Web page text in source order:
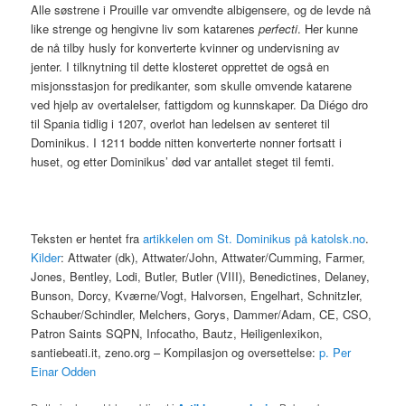
Alle søstrene i Prouille var omvendte albigensere, og de levde nå
like strenge og hengivne liv som katarenesperfecti. Her kunne
de nå tilby husly for konverterte kvinner og undervisning av
jenter. I tilknytning til dette klosteret opprettet de også en
misjonsstasjon for predikanter, som skulle omvende katarene
ved hjelp av overtalelser, fattigdom og kunnskaper. Da Diégo dro
til Spania tidlig i 1207, overlot han ledelsen av senteret til
Dominikus. I 1211 bodde nitten konverterte nonner fortsatt i
huset, og etter Dominikus’ død var antallet steget til femti.
Teksten er hentet fraartikkelen om St. Dominikus på katolsk.no.
Kilder: Attwater (dk), Attwater/John, Attwater/Cumming, Farmer,
Jones, Bentley, Lodi, Butler, Butler (VIII), Benedictines, Delaney,
Bunson, Dorcy, Kværne/Vogt, Halvorsen, Engelhart, Schnitzler,
Schauber/Schindler, Melchers, Gorys, Dammer/Adam, CE, CSO,
Patron Saints SQPN, Infocatho, Bautz, Heiligenlexikon,
santiebeati.it, zeno.org – Kompilasjon og oversettelse:p. Per
Einar Odden